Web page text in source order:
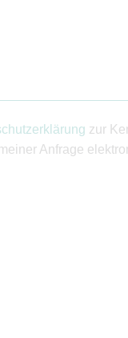
zur
Anfrage